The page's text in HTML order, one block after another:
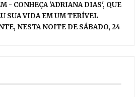
- CONHEÇA 'ADRIANA DIAS', QUE
SUA VIDA EM UM TERÍVEL
NESTA NOITE DE SÁBADO, 24